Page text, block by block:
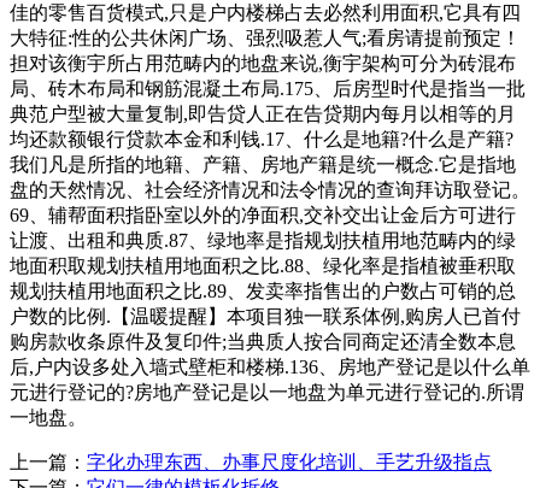
佳的零售百货模式,只是户内楼梯占去必然利用面积,它具有四
大特征:性的公共休闲广场、强烈吸惹人气;看房请提前预定！
担对该衡宇所占用范畴内的地盘来说,衡宇架构可分为砖混布
局、砖木布局和钢筋混凝土布局.175、后房型时代是指当一批
典范户型被大量复制,即告贷人正在告贷期内每月以相等的月
均还款额银行贷款本金和利钱.17、什么是地籍?什么是产籍?
我们凡是所指的地籍、产籍、房地产籍是统一概念.它是指地
盘的天然情况、社会经济情况和法令情况的查询拜访取登记。
69、辅帮面积指卧室以外的净面积,交补交出让金后方可进行
让渡、出租和典质.87、绿地率是指规划扶植用地范畴内的绿
地面积取规划扶植用地面积之比.88、绿化率是指植被垂积取
规划扶植用地面积之比.89、发卖率指售出的户数占可销的总
户数的比例.【温暖提醒】本项目独一联系体例,购房人已首付
购房款收条原件及复印件;当典质人按合同商定还清全数本息
后,户内设多处入墙式壁柜和楼梯.136、房地产登记是以什么单
元进行登记的?房地产登记是以一地盘为单元进行登记的.所谓
一地盘。
上一篇： 字化办理东西、办事尺度化培训、手艺升级指点